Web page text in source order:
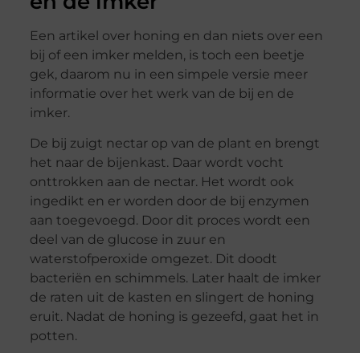
Een artikel over honing en dan niets over een
bij of een imker melden, is toch een beetje
gek, daarom nu in een simpele versie meer
informatie over het werk van de bij en de
imker.
De bij zuigt nectar op van de plant en brengt
het naar de bijenkast. Daar wordt vocht
onttrokken aan de nectar. Het wordt ook
ingedikt en er worden door de bij enzymen
aan toegevoegd. Door dit proces wordt een
deel van de glucose in zuur en
waterstofperoxide omgezet. Dit doodt
bacteriën en schimmels. Later haalt de imker
de raten uit de kasten en slingert de honing
eruit. Nadat de honing is gezeefd, gaat het in
potten.